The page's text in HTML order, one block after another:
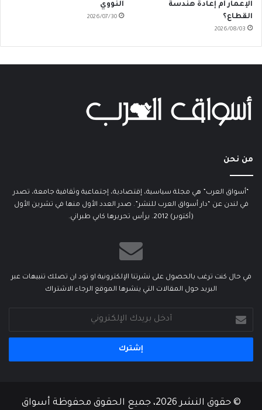
الإعمار أم إعادة هندسة
القطاع؟
2026/08/03
النووي
2026/07/30
من نحن
“أسواق العرب” هي مجلة سياسية، إقتصادية، إجتماعية وثقافية جامعة، تصدر
في لندن عن “دار أسواق العرب للنشر”. صدر العدد الأول منها في تشرين الأول
(أكتوبر) 2012. يرأس تحريرها كابي طبراني.
في حال كنت ترغب بالحصول على نشرتنا الإلكترونية او تود ان تصلك تنبيهات عبر
البريد حول المقالات التي ينشرها الموقع الرجاء الاشتراك
بريدك
الإلكتروني
© حقوق النشر 2026، جميع الحقوق محفوظة أسواق